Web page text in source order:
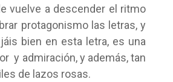
vuelve a descender el ritmo
protagonismo las letras, y
bien en esta letra, es una
y admiración, y además, tan
de lazos rosas.